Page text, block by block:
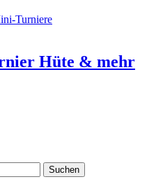
Turniere
Hüte & mehr